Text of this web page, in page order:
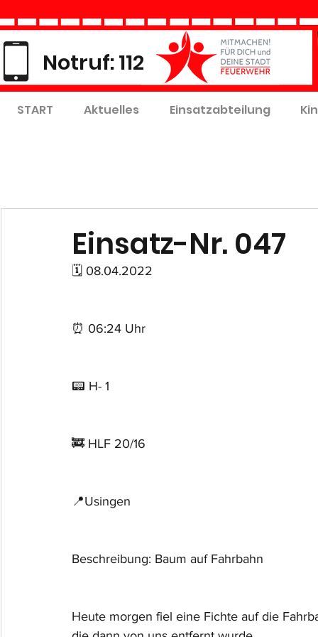
Notruf: 112
START Aktuelles Einsatzabteilung
Einsatz-Nr. 047
🗓 08.04.2022
⏰ 06:24 Uhr
📟 H- 1
🚒 HLF 20/16
📍Usingen
Beschreibung: Baum auf Fahrbahn
Heute morgen fiel eine Fichte auf die